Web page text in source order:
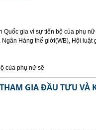
Quốc gia vì sự tiến bộ của phụ
Hàng thế giới(WB), Hội luật
của phụ nữ sẽ
GIA ĐẦU TƯU VÀ